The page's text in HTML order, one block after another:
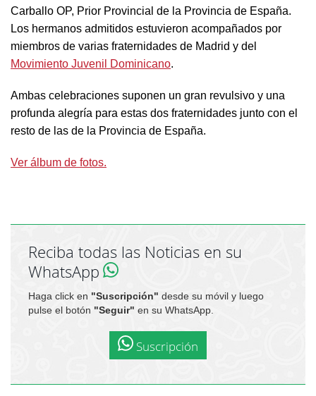
Carballo OP, Prior Provincial de la Provincia de España.
Los hermanos admitidos estuvieron acompañados por
miembros de varias fraternidades de Madrid y del
Movimiento Juvenil Dominicano.
Ambas celebraciones suponen un gran revulsivo y una
profunda alegría para estas dos fraternidades junto con el
resto de las de la Provincia de España.
Ver álbum de fotos.
Reciba todas las Noticias en su
WhatsApp
Haga click en "Suscripción" desde su móvil y luego
pulse el botón "Seguir" en su WhatsApp.
Suscripción